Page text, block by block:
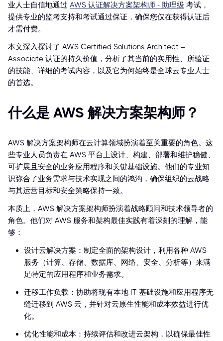
业人士自信地通过 AWS 认证解决方案架构师 - 助理级 考试，
提供专业的监考支持和考试通过保证，确保您仅在获得认证后
才需付费。
本文深入探讨了 AWS Certified Solutions Architect –
Associate 认证的持久价值，分析了其当前的实用性、所验证
的技能、详细的考试内容，以及它为何始终是全球云专业人士
的首选。
什么是 AWS 解决方案架构师？
AWS 解决方案架构师在云计算领域扮演着至关重要的角色。这
些专业人员负责在 AWS 平台上设计、构建、部署和维护稳健、
可扩展且安全的业务应用程序和关键基础设施。他们的专业知
识弥合了业务需求与技术实现之间的鸿沟，确保组织的云战略
与其运营目标和安全策略保持一致。
本质上，AWS 解决方案架构师扮演着战略顾问和技术领导者的
角色。他们对 AWS 服务和架构最佳实践有着深刻的理解，能
够：
设计云解决方案：制定全面的架构设计，利用各种 AWS
服务（计算、存储、数据库、网络、安全、分析等）来满
足特定的应用程序和业务需求。
迁移工作负载：协助将现有本地 IT 基础设施和应用程序无
缝迁移到 AWS 云，并针对云原生性能和成本效益进行优
化。
优化性能和成本：持续评估和改进云架构，以确保最佳性